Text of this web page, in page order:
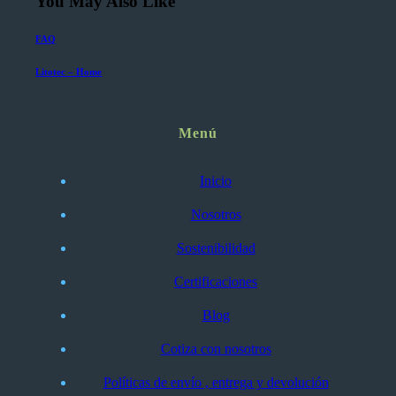
FAQ
Litotec – Home
Menú
Inicio
Nosotros
Sostenibilidad
Certificaciones
Blog
Cotiza con nosotros
Políticas de envío , entrega y devolución